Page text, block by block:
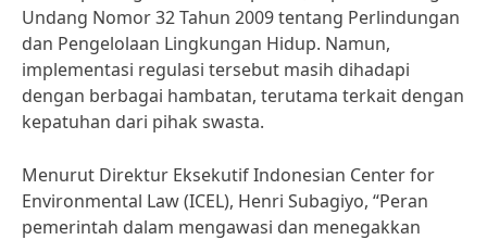
Undang Nomor 32 Tahun 2009 tentang Perlindungan
dan Pengelolaan Lingkungan Hidup. Namun,
implementasi regulasi tersebut masih dihadapi
dengan berbagai hambatan, terutama terkait dengan
kepatuhan dari pihak swasta.
Menurut Direktur Eksekutif Indonesian Center for
Environmental Law (ICEL), Henri Subagiyo, “Peran
pemerintah dalam mengawasi dan menegakkan